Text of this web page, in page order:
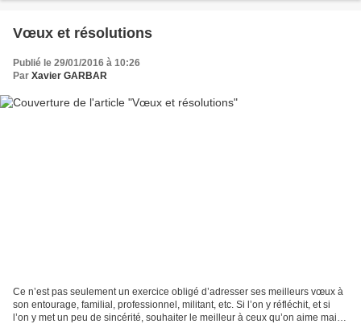
Vœux et résolutions
Publié le 29/01/2016 à 10:26
Par Xavier GARBAR
Ce n’est pas seulement un exercice obligé d’adresser ses meilleurs vœux à
son entourage, familial, professionnel, militant, etc. Si l’on y réfléchit, et si
l’on y met un peu de sincérité, souhaiter le meilleur à ceux qu’on aime mais